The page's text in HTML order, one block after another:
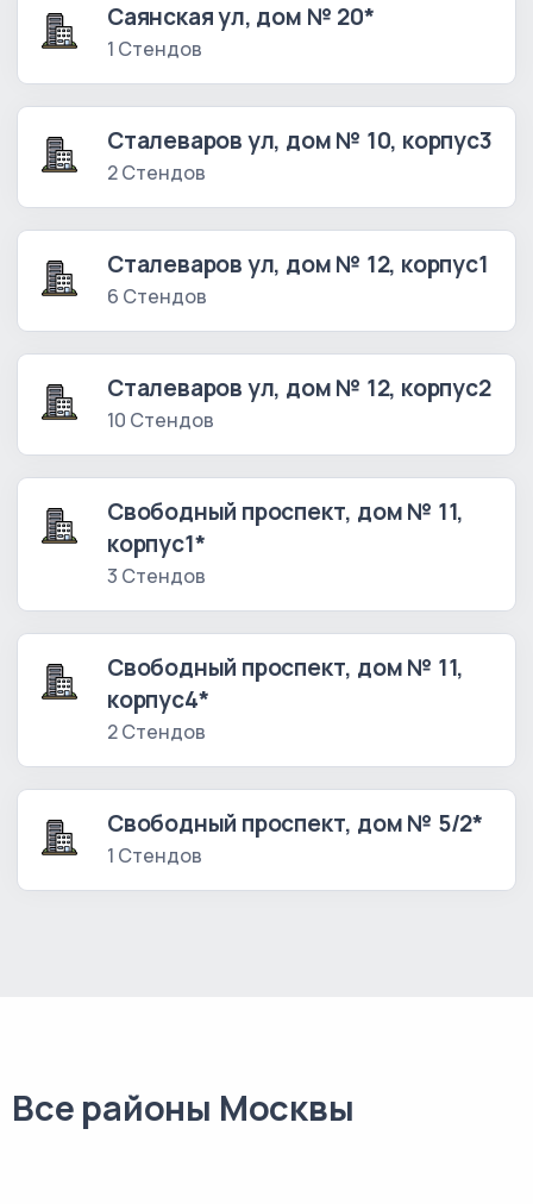
Саянская ул, дом № 20*
1 Стендов
Сталеваров ул, дом № 10, корпус3
2 Стендов
Сталеваров ул, дом № 12, корпус1
6 Стендов
Сталеваров ул, дом № 12, корпус2
10 Стендов
Свободный проспект, дом № 11,
корпус1*
3 Стендов
Свободный проспект, дом № 11,
корпус4*
2 Стендов
Свободный проспект, дом № 5/2*
1 Стендов
Все районы Москвы